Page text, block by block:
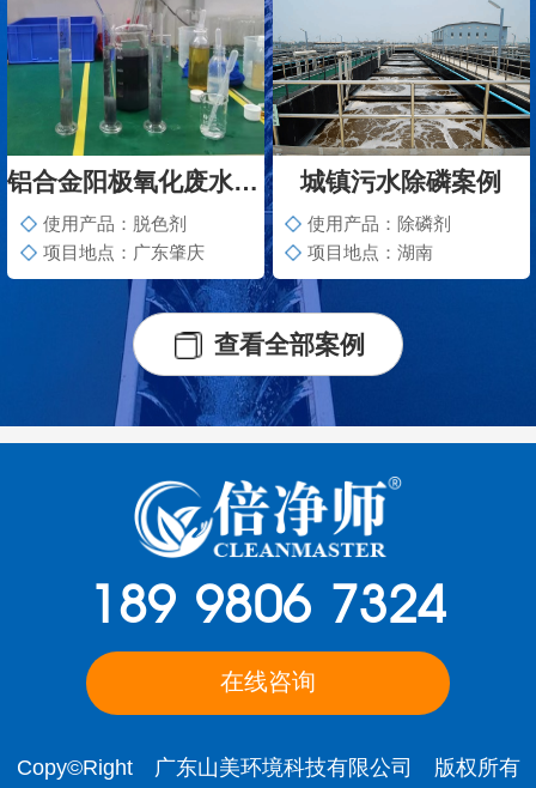
铝合金阳极氧化废水脱色案例
使用产品：脱色剂
项目地点：广东肇庆
城镇污水除磷案例
使用产品：除磷剂
项目地点：湖南
查看全部案例
189 9806 7324
在线咨询
Copy©Right 广东山美环境科技有限公司 版权所有